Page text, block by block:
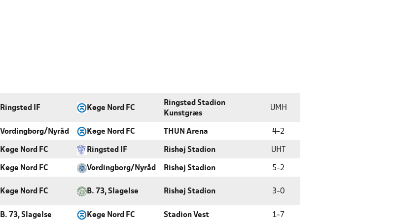
Ringsted IF Køge Nord FC
Ringsted Stadion
Kunstgræs
UMH
Vordingborg/Nyråd Køge Nord FC THUN Arena 4-2
Køge Nord FC Ringsted IF Rishøj Stadion UHT
Køge Nord FC Vordingborg/Nyråd Rishøj Stadion 5-2
Køge Nord FC B. 73, Slagelse Rishøj Stadion 3-0
B. 73, Slagelse Køge Nord FC Stadion Vest 1- 7